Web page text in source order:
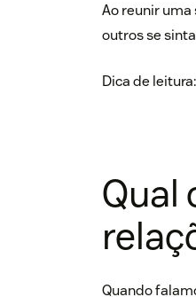
Ao reunir uma
outros se
Dica de leitura:
Qual
Quando